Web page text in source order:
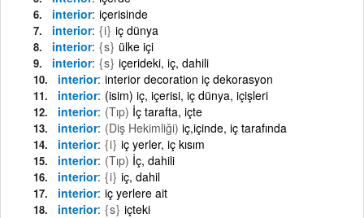
interior içerisinde
interior {i} iç dünya
interior {s} ülke içi
interior {s} içerideki, iç, dahili
interior interior decoration iç dekorasyon
interior (isim) iç, içerisi, iç dünya, içişleri
interior (Tıp) İç tarafta, içte
interior (Diş Hekimliği) iç,içinde, iç tarafında
interior {i} iç yerler, iç kısım
interior (Tıp) İç, dahili
interior {i} iç, dahil
interior iç yerlere ait
interior {s} içteki